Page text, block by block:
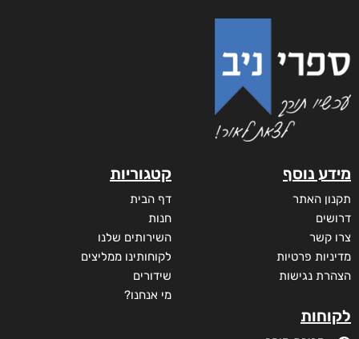
מידע נוסף
תקנון האתר
דרושים
צרו קשר
מדיניות פרטיות
הצהרת נגישות
לקוחות
קטגוריות
דף הבית
חנות
השירותים שלנו
לקוחותינו ממליצים
שידורים
מי אנחנו?